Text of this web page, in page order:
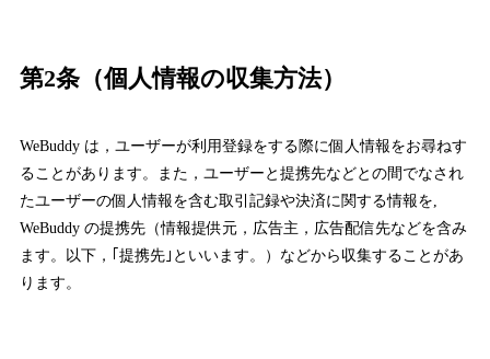
第2条（個人情報の収集方法）
WeBuddy は，ユーザーが利用登録をする際に個人情報をお尋ねす
ることがあります。また，ユーザーと提携先などとの間でなされ
たユーザーの個人情報を含む取引記録や決済に関する情報を,
WeBuddy の提携先（情報提供元，広告主，広告配信先などを含み
ます。以下，｢提携先｣といいます。）などから収集することがあ
ります。